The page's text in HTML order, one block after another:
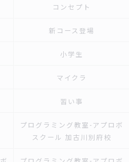
コンセプト
新コース登場
小学生
マイクラ
習い事
プログラミング教室-アプロボ
スクール 加古川別府校